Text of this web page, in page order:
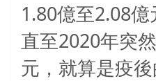
1.80億至2.08億
直至2020年突
元，就算是疫後